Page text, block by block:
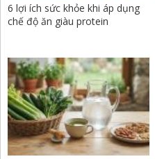
6 lợi ích sức khỏe khi áp dụng
chế độ ăn giàu protein